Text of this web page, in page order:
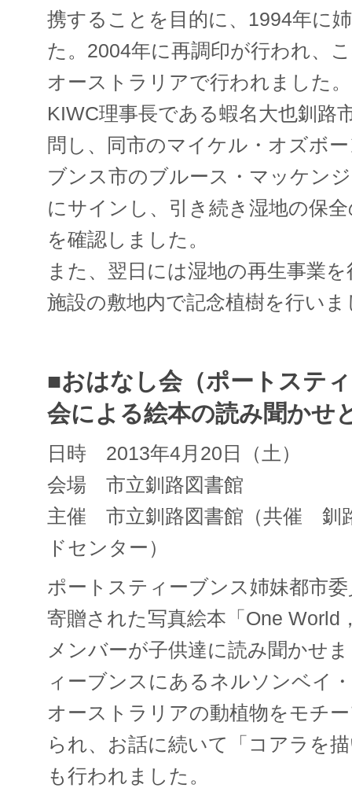
携することを目的に、1994年に
た。2004年に再調印が行われ、
オーストラリアで行われました。
KIWC理事長である蝦名大也釧路
問し、同市のマイケル・オズボ
ブンス市のブルース・マッケン
にサインし、引き続き湿地の保
を確認しました。
また、翌日には湿地の再生事業
施設の敷地内で記念植樹を行いま
■おはなし会（ポートステ
会による絵本の読み聞かせ
日時 2013年4月20日（土）
会場 市立釧路図書館
主催 市立釧路図書館（共催 釧
ドセンター）
ポートスティーブンス姉妹都市
寄贈された写真絵本「One World
メンバーが子供達に読み聞かせ
ィーブンスにあるネルソンベイ
オーストラリアの動植物をモチ
られ、お話に続いて「コアラを
も行われました。